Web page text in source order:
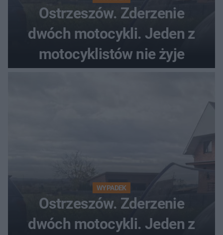
Ostrzeszów. Zderzenie
dwóch motocykli. Jeden z
motocyklistów nie żyje
WYPADEK
Ostrzeszów. Zderzenie
dwóch motocykli. Jeden z